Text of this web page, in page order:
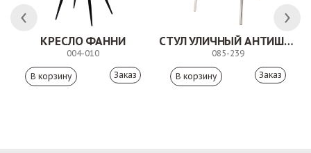
КРЕСЛО ФАННИ
004-010
Заказ
СТУЛ УЛИЧНЫЙ АНТИШОН
085-239
Заказ